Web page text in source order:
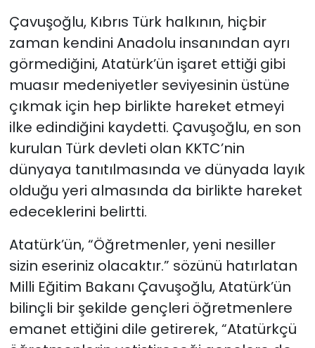
Çavuşoğlu, Kıbrıs Türk halkının, hiçbir
zaman kendini Anadolu insanından ayrı
görmediğini, Atatürk’ün işaret ettiği gibi
muasır medeniyetler seviyesinin üstüne
çıkmak için hep birlikte hareket etmeyi
ilke edindiğini kaydetti. Çavuşoğlu, en son
kurulan Türk devleti olan KKTC’nin
dünyaya tanıtılmasında ve dünyada layık
olduğu yeri almasında da birlikte hareket
edeceklerini belirtti.
Atatürk’ün, “Öğretmenler, yeni nesiller
sizin eseriniz olacaktır.” sözünü hatırlatan
Milli Eğitim Bakanı Çavuşoğlu, Atatürk’ün
bilinçli bir şekilde gençleri öğretmenlere
emanet ettiğini dile getirerek, “Atatürkçü